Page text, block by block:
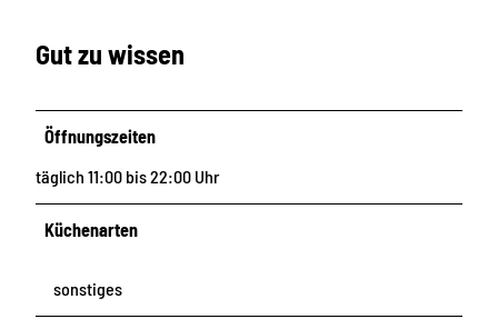
Gut zu wissen
Öffnungszeiten
täglich 11:00 bis 22:00 Uhr
Küchenarten
sonstiges